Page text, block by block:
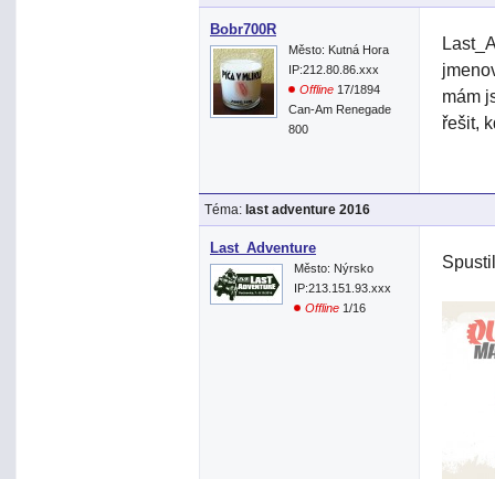
Bobr700R
Město: Kutná Hora
IP:212.80.86.xxx
Offline 17/1894
Can-Am Renegade
800
mám
řešit,
Téma: last adventure 2016
Last_Adventure
Město: Nýrsko
IP:213.151.93.xxx
Offline 1/16